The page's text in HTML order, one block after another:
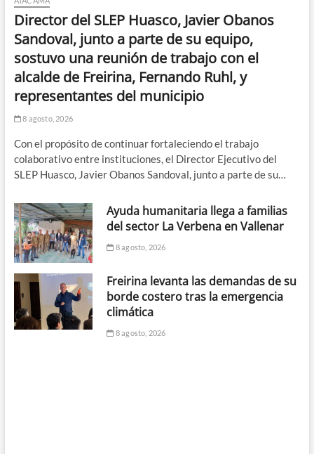
Director del SLEP Huasco, Javier Obanos
Sandoval, junto a parte de su equipo,
sostuvo una reunión de trabajo con el
alcalde de Freirina, Fernando Ruhl, y
representantes del municipio
8 agosto, 2026
Con el propósito de continuar fortaleciendo el trabajo
colaborativo entre instituciones, el Director Ejecutivo del
SLEP Huasco, Javier Obanos Sandoval, junto a parte de su…
Ayuda humanitaria llega a familias
del sector La Verbena en Vallenar
8 agosto, 2026
Freirina levanta las demandas de su
borde costero tras la emergencia
climática
8 agosto, 2026